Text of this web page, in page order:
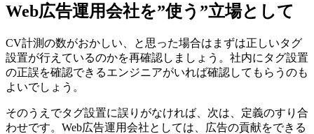
Web広告運用会社を”使う”立場として
CV計測の数がおかしい、と思った場合はまずは正しいタグ
設置が行えているのかを再確認しましょう。社内にタグ設置
の正誤を確認できるエンジニアがいれば確認してもらうのも
よいでしょう。
そのうえでタグ設置に誤りがなければ、次は、定義のすり合
わせです。Web広告運用会社としては、広告の貢献をできる